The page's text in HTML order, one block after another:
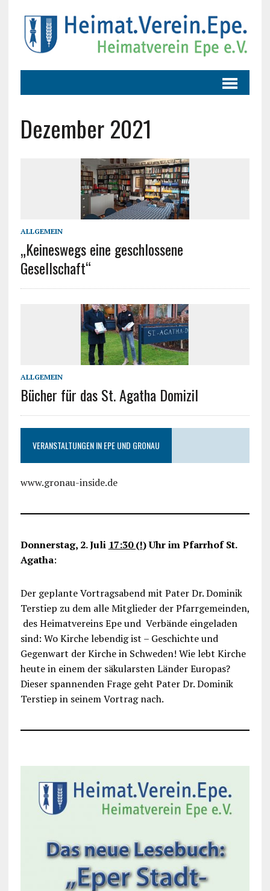
Dezember 2021
ALLGEMEIN
„Keineswegs eine geschlossene
Gesellschaft“
ALLGEMEIN
Bücher für das St. Agatha Domizil
VERANSTALTUNGEN IN EPE UND GRONAU
www.gronau-inside.de
Donnerstag, 2. Juli 17:30 (!) Uhr im Pfarrhof St.
Agatha:
Der geplante Vortragsabend mit Pater Dr. Dominik
Terstiep zu dem alle Mitglieder der Pfarrgemeinden,
des Heimatvereins Epe und Verbände eingeladen
sind: Wo Kirche lebendig ist – Geschichte und
Gegenwart der Kirche in Schweden! Wie lebt Kirche
heute in einem der säkularsten Länder Europas?
Dieser spannenden Frage geht Pater Dr. Dominik
Terstiep in seinem Vortrag nach.